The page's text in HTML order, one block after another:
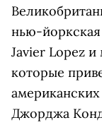
нью-
Javier Lopez и
которые
Джорджа